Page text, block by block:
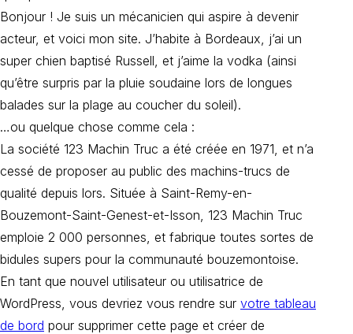
Bonjour ! Je suis un mécanicien qui aspire à devenir
acteur, et voici mon site. J’habite à Bordeaux, j’ai un
super chien baptisé Russell, et j’aime la vodka (ainsi
qu’être surpris par la pluie soudaine lors de longues
balades sur la plage au coucher du soleil).
…ou quelque chose comme cela :
La société 123 Machin Truc a été créée en 1971, et n’a
cessé de proposer au public des machins-trucs de
qualité depuis lors. Située à Saint-Remy-en-
Bouzemont-Saint-Genest-et-Isson, 123 Machin Truc
emploie 2 000 personnes, et fabrique toutes sortes de
bidules supers pour la communauté bouzemontoise.
En tant que nouvel utilisateur ou utilisatrice de
WordPress, vous devriez vous rendre sur votre tableau
de bord pour supprimer cette page et créer de